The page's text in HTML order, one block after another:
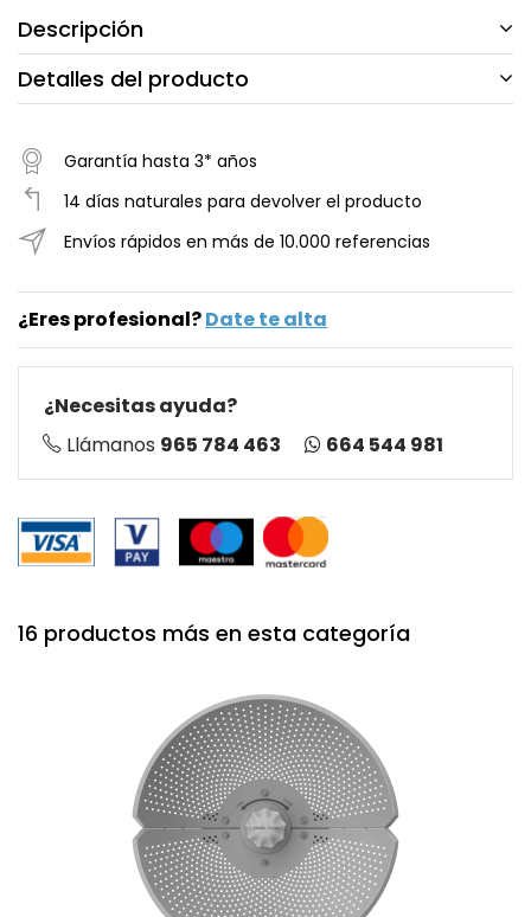
Descripción
Detalles del producto
Garantía hasta 3* años
14 días naturales para devolver el producto
Envíos rápidos en más de 10.000 referencias
¿Eres profesional?Date te alta
¿Necesitas ayuda?
Llámanos 965 784 463 664 544 981
16 productos más en esta categoría